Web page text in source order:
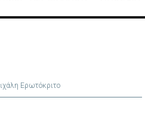
Ερωτόκριτο